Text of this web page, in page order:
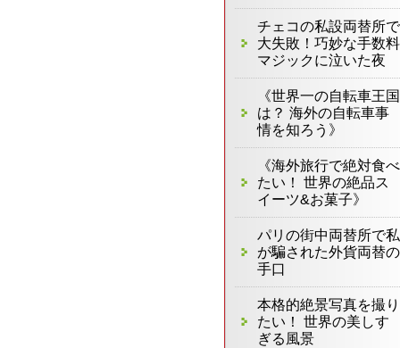
チェコの私設両替所で
大失敗！巧妙な手数料
マジックに泣いた夜
《世界一の自転車王国
は？ 海外の自転車事
情を知ろう》
《海外旅行で絶対食べ
たい！ 世界の絶品ス
イーツ&お菓子》
パリの街中両替所で私
が騙された外貨両替の
手口
本格的絶景写真を撮り
たい！ 世界の美しす
ぎる風景